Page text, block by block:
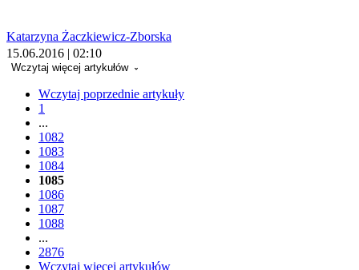
Katarzyna Żaczkiewicz-Zborska
15.06.2016 | 02:10
Wczytaj więcej artykułów
Wczytaj poprzednie artykuły
1
...
1082
1083
1084
1085
1086
1087
1088
...
2876
Wczytaj więcej artykułów